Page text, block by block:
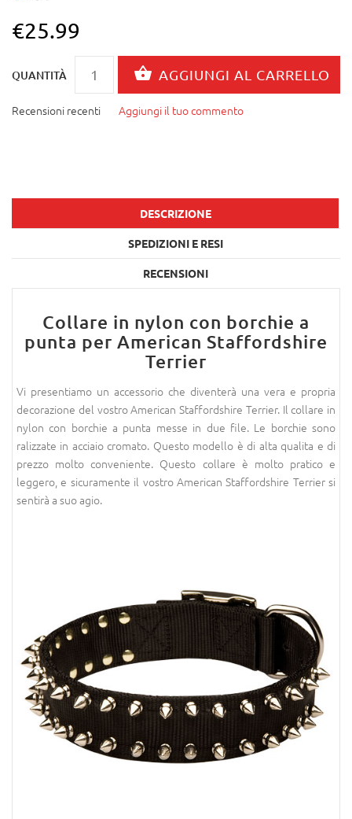
€25.99
QUANTITÀ
Recensioni recenti Aggiungi il tuo commento
DESCRIZIONE
SPEDIZIONI E RESI
RECENSIONI
Collare in nylon con borchie a
punta per American Staffordshire
Terrier
Vi presentiamo un accessorio che diventerà una vera e propria
decorazione del vostro American Staffordshire Terrier. Il collare in
nylon con borchie a punta messe in due file. Le borchie sono
ralizzate in acciaio cromato. Questo modello è di alta qualita e di
prezzo molto conveniente. Questo collare è molto pratico e
leggero, e sicuramente il vostro American Staffordshire Terrier si
sentirà a suo agio.